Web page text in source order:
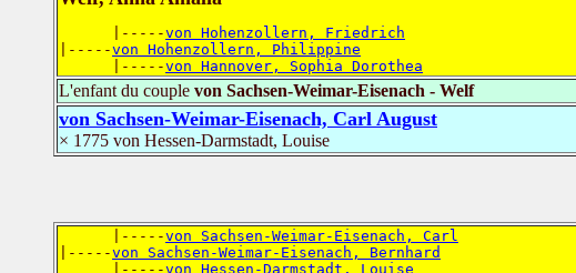
      |-----
von Hohenzollern, Friedrich
|-----von Hohenzollern, Philippine
      |-----
von Hannover, Sophia Dorothea
L'enfant du couple von Sachsen-Weimar-Eisenach - Welf
von Sachsen-Weimar-Eisenach, Carl August
× 1775 von Hessen-Darmstadt, Louise
      |-----
von Sachsen-Weimar-Eisenach, Carl
|-----von Sachsen-Weimar-Eisenach, Bernhard
      |-----
von Hessen-Darmstadt, Louise